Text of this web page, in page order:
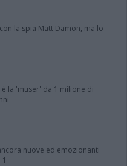
la spia Matt Damon, ma lo
è la 'muser' da 1 milione di
nuove ed emozionanti